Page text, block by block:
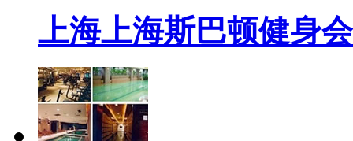
上海上海斯巴顿健身